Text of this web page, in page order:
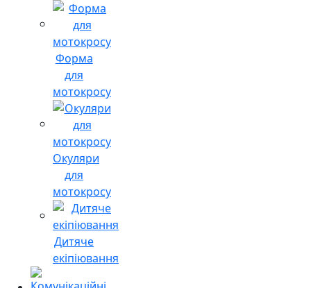
Форма
для
мотокросу
Окуляри
для
мотокросу
Дитяче
екіпіювання